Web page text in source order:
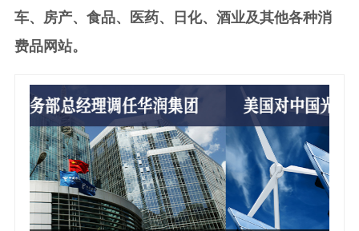
车、房产、食品、医药、日化、酒业及其他各种消
费品网站。